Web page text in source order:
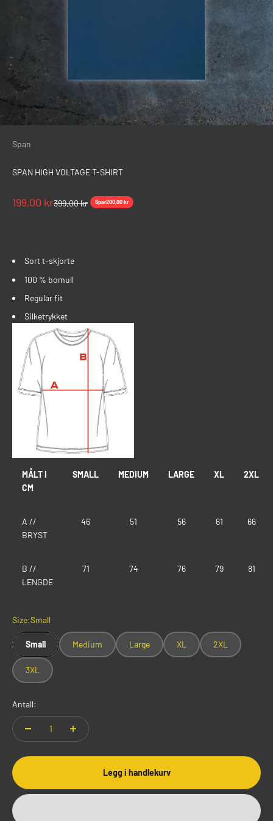
Span
SPAN HIGH VOLTAGE T-SHIRT
Salgspris
199,00 krNormalpris
399,00 kr Spar200,00 kr
Sort t-skjorte
100 % bomull
Regular fit
Silketrykket
MÅLT I
CM
SMALL MEDIUM LARGE XL 2XL
A //
BRYST
46 51 56 61 66
B //
LENGDE
71 74 76 79 81
Size:Small
Small Medium Large XL 2XL
3XL
Antall:
Legg i handlekurv